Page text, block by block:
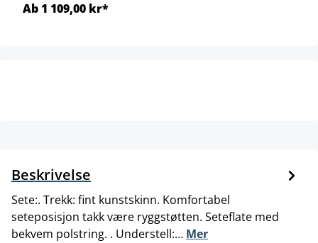
Ab 1 109,00 kr*
Beskrivelse
Sete:. Trekk: fint kunstskinn. Komfortabel
seteposisjon takk være ryggstøtten. Seteflate med
bekvem polstring. . Understell:… Mer